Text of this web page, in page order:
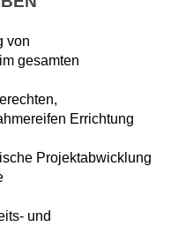
von
gesamten
Errichtung
Projektabwicklung
und